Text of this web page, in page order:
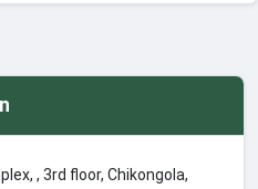
, 3rd floor, Chikongola,